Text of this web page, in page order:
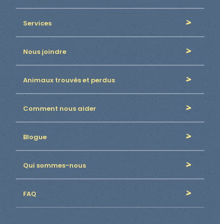
Services
Nous joindre
Animaux trouvés et perdus
Comment nous aider
Blogue
Qui sommes-nous
FAQ